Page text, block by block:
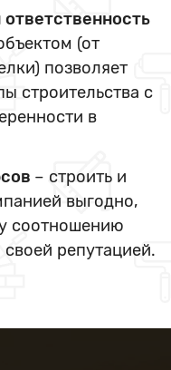
(от
позволяет
строительства с
в
– строить и
выгодно,
соотношению
репутацией.